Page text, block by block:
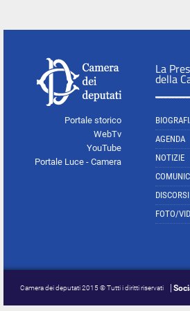
Portale storico
WebTv
YouTube
Portale Luce - Camera
La
della
AGENDA
NOTIZIE
DISCORSI
FOTO/
Camera dei deputati 2015 © Tutti i diritti riservati